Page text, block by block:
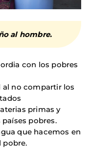
al hombre.
con los pobres
al no compartir los
primas y
pobres.
que hacemos en
pobre.